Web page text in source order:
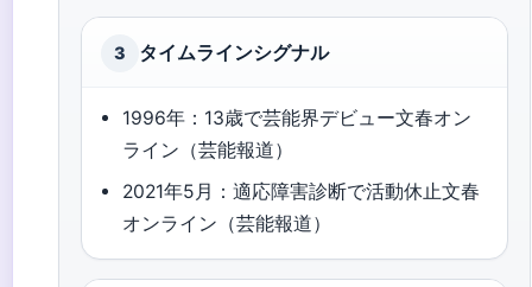
3 タイムラインシグナル
1996年：13歳で芸能界デビュー文春オン
ライン（芸能報道）
2021年5月：適応障害診断で活動休止文春
オンライン（芸能報道）